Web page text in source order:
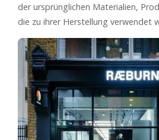
der ursprünglichen Materialien,
die zu ihrer Herstellung verwendet